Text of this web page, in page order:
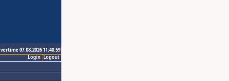
07.08.2026 11:40:59
Logout
Login